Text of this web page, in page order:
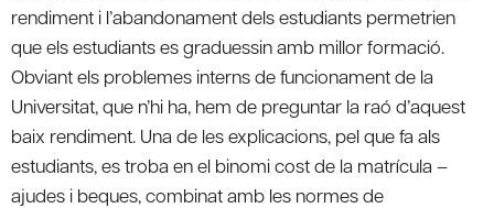
rendiment i l’abandonament dels estudiants permetrien
que els estudiants es graduessin amb millor formació.
Obviant els problemes interns de funcionament de la
Universitat, que n’hi ha, hem de preguntar la raó d’aquest
baix rendiment. Una de les explicacions, pel que fa als
estudiants, es troba en el binomi cost de la matrícula –
ajudes i beques, combinat amb les normes de